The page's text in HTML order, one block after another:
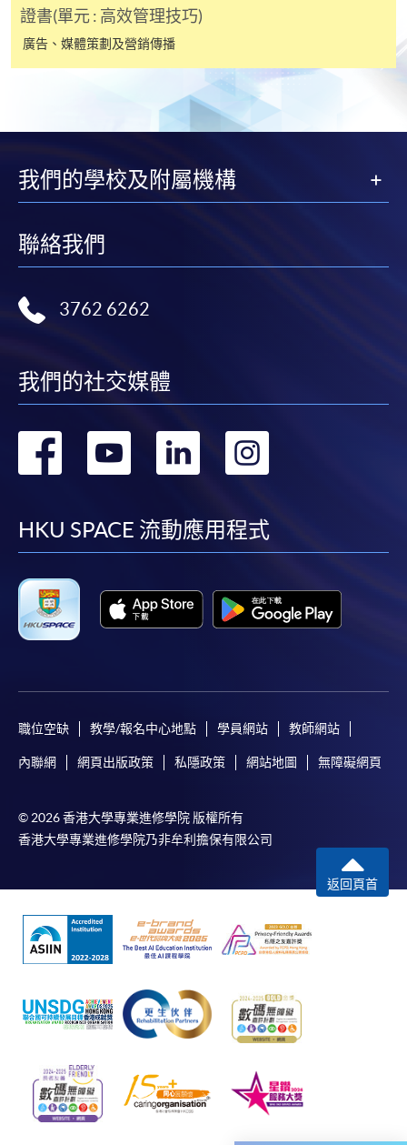
-短期課程
個別課程為須報讀同一學歷頒授課程及其他單元或繳
交下期學費的學員，提供網上服務，如學員就讀的課
網上支付可通過「繳費靈」(PPS) (不適用於手機)、
Pay) 、「支付寶」(Online Alipay) 或 「轉數快」(FPS)
報讀新課程
凡以「先到先得」為取錄方式的課程，請填妥
SF26報名表，親往報名中心或以郵遞方式連同學
[下載報名表SF26
表可向報名中心或有關課程負責人索取。填妥申請
往報名中心或以郵遞方式遞交。
​學院為學歷頒授課程特設「註冊及學費通知」，適
課程負責人會為學員送上「註冊及學費通知」
(「通知」)，請填妥有關「通知」，並親往報名中
心或以郵遞方式，遞交「通知」及繳交所需費用。
有關繳費詳情，請參閱付款方法。如對報名程序有任
何疑問，請詳閱個別課程資料，或聯絡有關課程負責
課程/科目報名注意事項:
證書(單元 : 高效管理技巧)
廣告、媒體策劃及營銷傳播
我們的學校及附屬機構
聯絡我們
3762 6262
我們的社交媒體
轉
facebook
轉
youtube
轉
linkedin
轉
HKU SPACE 流動應用程式
職位空缺 教學/報名中心地點 學員網站 教師網站
內聯網 網頁出版政策 私隱政策 網站地圖 無障礙網頁
© 2026 香港大學專業進修學院 版權所有
香港大學專業進修學院乃非牟利擔保有限公司
返回頁首